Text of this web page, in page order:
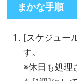
まかな手順
[スケジュー
す。
※休日も処理